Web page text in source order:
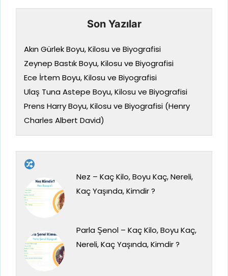
Son Yazılar
Akın Gürlek Boyu, Kilosu ve Biyografisi
Zeynep Bastık Boyu, Kilosu ve Biyografisi
Ece İrtem Boyu, Kilosu ve Biyografisi
Ulaş Tuna Astepe Boyu, Kilosu ve Biyografisi
Prens Harry Boyu, Kilosu ve Biyografisi (Henry
Charles Albert David)
Nez – Kaç Kilo, Boyu Kaç, Nereli,
Kaç Yaşında, Kimdir ?
Parla Şenol – Kaç Kilo, Boyu Kaç,
Nereli, Kaç Yaşında, Kimdir ?